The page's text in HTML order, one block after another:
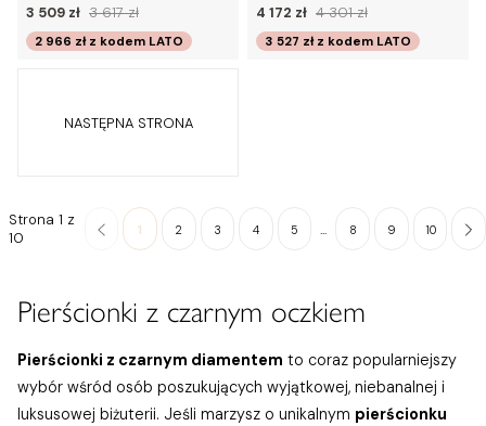
3 509 zł 3 617 zł
2 966 zł z kodem LATO
4 172 zł 4 301 zł
3 527 zł z kodem LATO
NASTĘPNA STRONA
Strona 1 z
10
1 2 3 4 5 ... 8 9 10
Pierścionki z czarnym oczkiem
Pierścionki z czarnym diamentem to coraz popularniejszy
wybór wśród osób poszukujących wyjątkowej, niebanalnej i
luksusowej biżuterii. Jeśli marzysz o unikalnym pierścionku